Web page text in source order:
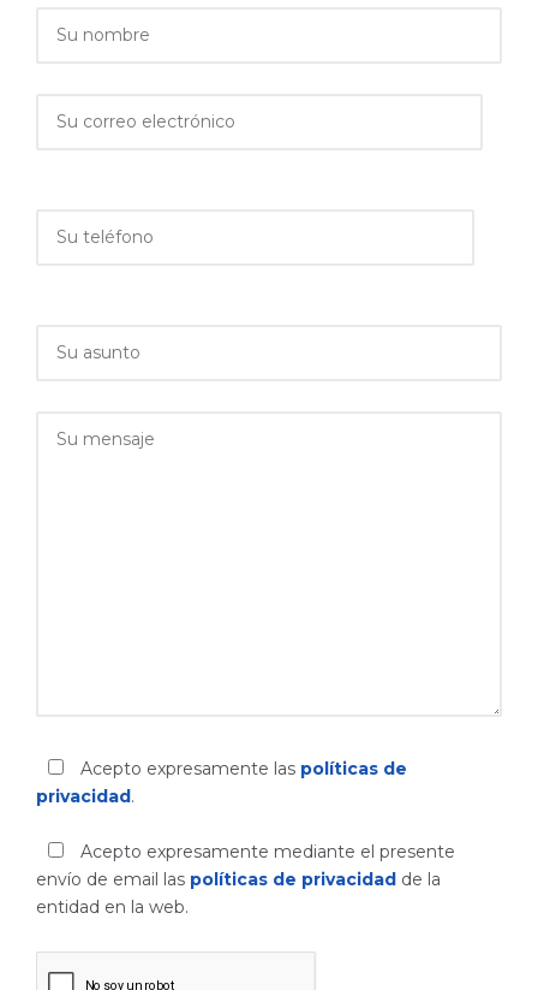
Acepto expresamente las políticas de
privacidad.
Acepto expresamente mediante el presente
envío de email las políticas de privacidad de la
entidad en la web.